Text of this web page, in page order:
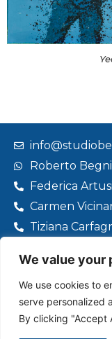
We value your
We use cookies to
serve personalized
By clicking "Accept
Roberto
Federica
Carmen
Tiziana
Vuoi restare